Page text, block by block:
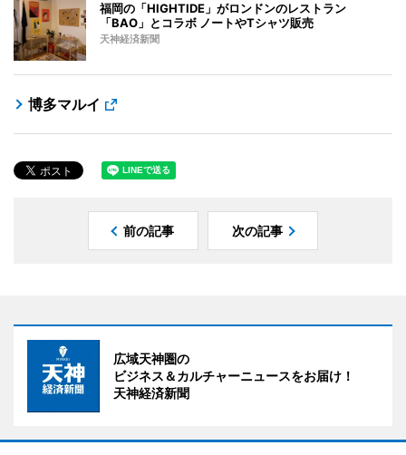
福岡の「HIGHTIDE」がロンドンのレストラン
「BAO」とコラボ ノートやTシャツ販売
天神経済新聞
博多マルイ
前の記事 次の記事
広域天神圏の
ビジネス＆カルチャーニュースをお届け！
天神経済新聞